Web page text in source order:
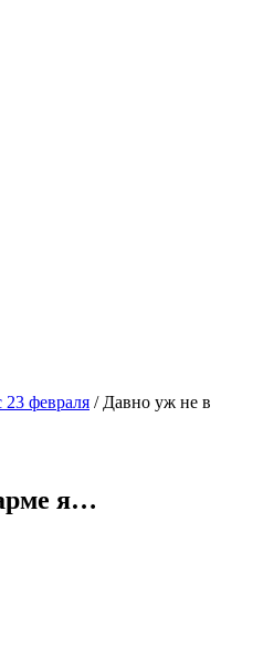
23 февраля / Давно уж не в
я…